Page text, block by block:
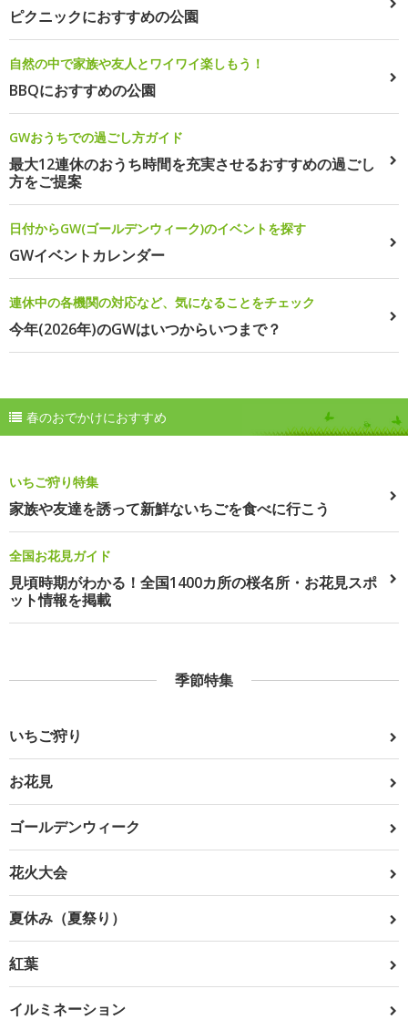
ピクニックにおすすめの公園
自然の中で家族や友人とワイワイ楽しもう！
BBQにおすすめの公園
GWおうちでの過ごし方ガイド
最大12連休のおうち時間を充実させるおすすめの過ごし
方をご提案
日付からGW(ゴールデンウィーク)のイベントを探す
GWイベントカレンダー
連休中の各機関の対応など、気になることをチェック
今年(2026年)のGWはいつからいつまで？
春のおでかけにおすすめ
いちご狩り特集
家族や友達を誘って新鮮ないちごを食べに行こう
全国お花見ガイド
見頃時期がわかる！全国1400カ所の桜名所・お花見スポ
ット情報を掲載
季節特集
いちご狩り
お花見
ゴールデンウィーク
花火大会
夏休み（夏祭り）
紅葉
イルミネーション